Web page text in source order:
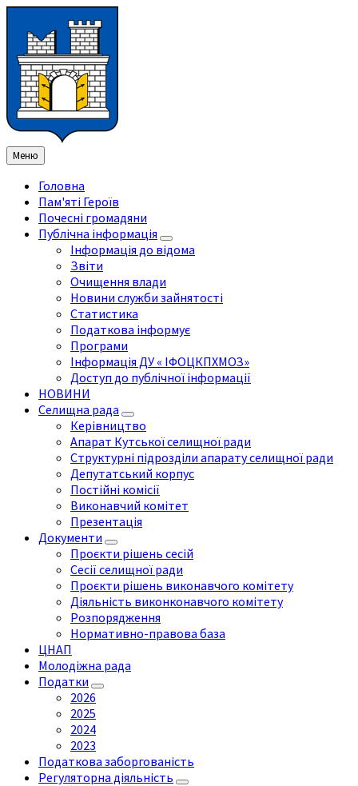
змісту
ліву
бічну
панель
праву
бічну
панель
нижнього
колонтитула
Меню
Головна
Пам'яті Героїв
Почесні громадяни
Публічна інформація
Інформація до відома
Звіти
Очищення влади
Новини служби зайнятості
Статистика
Податкова інформує
Програми
Інформація ДУ « ІФОЦКПХМОЗ»
Доступ до публічної інформації
НОВИНИ
Селищна рада
Керівництво
Апарат Кутської селищної ради
Структурні підрозділи апарату селищної ради
Депутатський корпус
Постійні комісії
Виконавчий комітет
Презентація
Документи
Проєкти рішень сесій
Сесії селищної ради
Проєкти рішень виконавчого комітету
Діяльність виконконавчого комітету
Розпорядження
Нормативно-правова база
ЦНАП
Молодіжна рада
Податки
2026
2025
2024
2023
Податкова заборгованість
Регуляторна діяльність